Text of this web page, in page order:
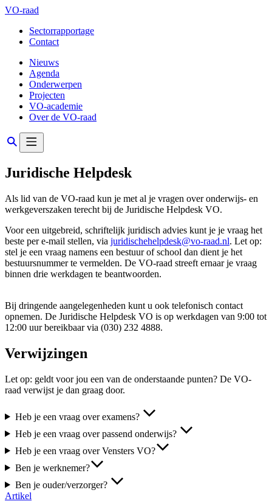
VO-raad
Sectorrapportage
Contact
Nieuws
Agenda
Onderwerpen
Projecten
VO-academie
Over de VO-raad
Juridische Helpdesk
Als lid van de VO-raad kun je met al je vragen over onderwijs- en
werkgeverszaken terecht bij de Juridische Helpdesk VO.
Voor een uitgebreid, schriftelijk juridisch advies kunt je je vraag het
beste per e-mail stellen, via juridischehelpdesk@vo-raad.nl. Let op:
stel je een vraag namens een bestuur of school dan dient je het
bestuursnummer te vermelden. De VO-raad streeft ernaar je vraag
binnen drie werkdagen te beantwoorden.
Bij dringende aangelegenheden kunt u ook telefonisch contact
opnemen. De Juridische Helpdesk VO is op werkdagen van 9:00 tot
12:00 uur bereikbaar via (030) 232 4888.
Verwijzingen
Let op: geldt voor jou een van de onderstaande punten? De VO-
raad verwijst je dan graag door.
Heb je een vraag over examens?
Heb je een vraag over passend onderwijs?
Heb je een vraag over Vensters VO?
Ben je werknemer?
Ben je ouder/verzorger?
Artikel